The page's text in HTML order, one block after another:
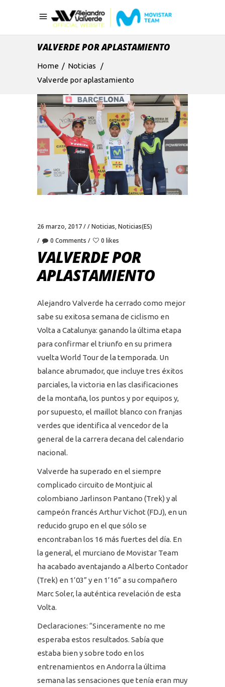
VALVERDE POR APLASTAMIENTO
Home / Noticias
/
Valverde por aplastamiento
26 marzo, 2017 Noticias,Noticias(ES)
0 Comments
0 likes
VALVERDE POR
APLASTAMIENTO
Alejandro Valverde ha cerrado como mejor
sabe su exitosa semana de ciclismo en
Volta a Catalunya: ganando la última etapa
para confirmar el triunfo en su primera
vuelta World Tour de la temporada. Un
balance abrumador, que incluye tres éxitos
parciales, la victoria en las clasificaciones
de la montaña, los puntos y por equipos y,
por supuesto, el maillot blanco con franjas
verdes que identifica al vencedor de la
general de la carrera decana del calendario
nacional.
Valverde ha superado en el siempre
complicado circuito de Montjuic al
colombiano Jarlinson Pantano (Trek) y al
campeón francés Arthur Vichot (FDJ), en un
reducido grupo en el que sólo se
encontraban los 16 más fuertes del día. En
la general, el murciano de Movistar Team
ha acabado aventajando a Alberto Contador
(Trek) en 1’03” y en 1’16” a su compañero
Marc Soler, la auténtica revelación de esta
Volta.
Declaraciones: “Sinceramente no me
esperaba estos resultados. Sabía que
estaba bien y sobre todo en los
entrenamientos en Andorra la última
semana las sensaciones que tenía eran muy